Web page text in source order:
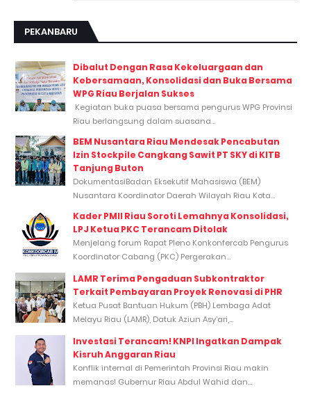
PEKANBARU
Dibalut Dengan Rasa Kekeluargaan dan
Kebersamaan, Konsolidasi dan Buka Bersama
WPG Riau Berjalan Sukses
Kegiatan buka puasa bersama pengurus WPG Provinsi
Riau berlangsung dalam suasana...
BEM Nusantara Riau Mendesak Pencabutan
Izin Stockpile Cangkang Sawit PT SKY di KITB
Tanjung Buton
DokumentasiBadan Eksekutif Mahasiswa (BEM)
Nusantara Koordinator Daerah Wilayah Riau Kota...
Kader PMII Riau Soroti Lemahnya Konsolidasi,
LPJ Ketua PKC Terancam Ditolak
Menjelang forum Rapat Pleno Konkonfercab Pengurus
Koordinator Cabang (PKC) Pergerakan...
LAMR Terima Pengaduan Subkontraktor
Terkait Pembayaran Proyek Renovasi di PHR
Ketua Pusat Bantuan Hukum (PBH) Lembaga Adat
Melayu Riau (LAMR), Datuk Aziun Asy’ari,...
Investasi Terancam! KNPI Ingatkan Dampak
Kisruh Anggaran Riau
Konflik internal di Pemerintah Provinsi Riau makin
memanas! Gubernur Riau Abdul Wahid dan...